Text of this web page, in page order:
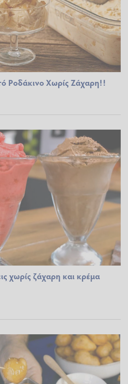
Ροδάκινο Χωρίς Ζάχαρη!!
χωρίς ζάχαρη και κρέμα